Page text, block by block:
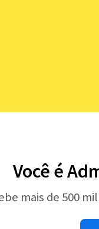
Você é
mais de 500